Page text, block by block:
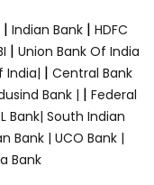
| Indian Bank | HDFC
| Union Bank Of India
India| | Central Bank
Bank | | Federal
Bank| South Indian
Bank | UCO Bank |
Bank